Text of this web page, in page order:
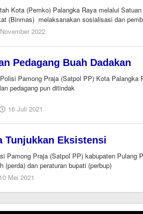
Kota (Pemko) Palangka Raya melalui
(Binmas) melaksanakan sosialisasi dan
2022
Pedagang Buah Dadakan
Pamong Praja (Satpol PP) Kota Palangka
pedagang pun ditindak
16 Juli 2021
Tunjukkan Eksistensi
Pamong Praja (Satpol PP) kabupaten Pulang
(perda) dan peraturan bupati (perbup)
10 Mei 2021